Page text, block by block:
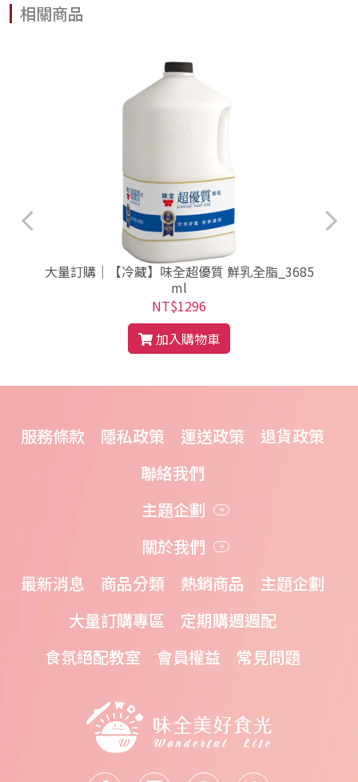
相關商品
大量訂購｜【冷藏】味全超優質 鮮乳全脂_3685
ml
NT$1296
加入購物車
服務條款 隱私政策 運送政策
退貨政策
聯絡我們
主題企劃
關於我們
最新消息
商品分類 熱銷商品
主題企劃
大量訂購專區
定期購週週配
食氛絕配教室
會員權益 常見問題